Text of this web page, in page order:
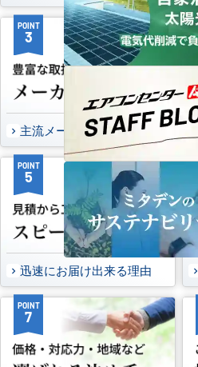
POINT
3
主流メーカーを全取扱可能
POINT
5
迅速にお届け出来る理由
POINT
7